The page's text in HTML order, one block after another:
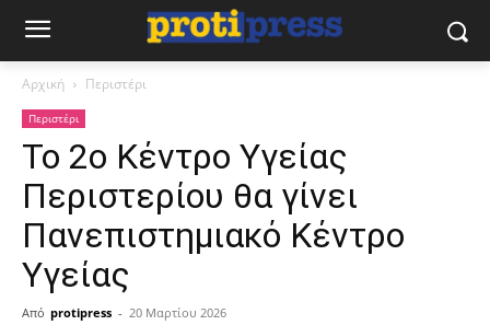
Αρχική Περιστέρι
Περιστέρι
Το 2ο Κέντρο Υγείας
Περιστερίου θα γίνει
Πανεπιστημιακό Κέντρο
Υγείας
Από protipress - 20 Μαρτίου 2026